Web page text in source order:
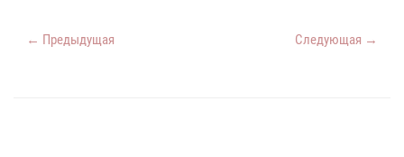
← Предыдущая Следующая →